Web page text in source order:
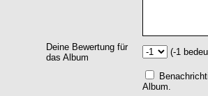
Deine Bewertung für
das Album
(-1
Album.